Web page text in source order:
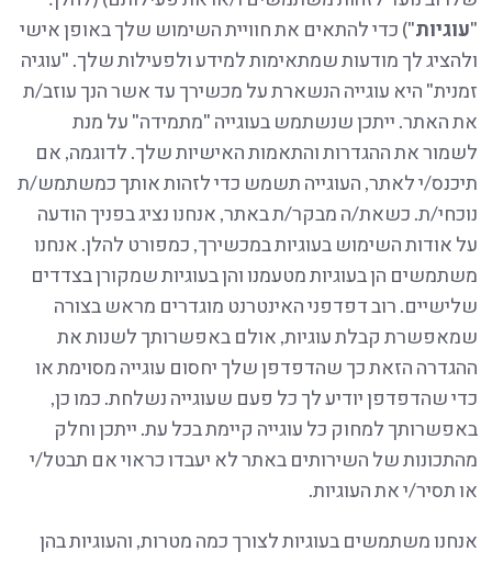
"עוגיות") כדי להתאים את חוויית השימוש שלך באופן אישי
ולהציג לך מודעות שמתאימות למידע ולפעילות שלך. "עוגיה
זמנית" היא עוגייה הנשארת על מכשירך עד אשר הנך עוזב/ת
את האתר. ייתכן שנשתמש בעוגייה "מתמידה" על מנת
לשמור את ההגדרות והתאמות האישיות שלך. לדוגמה, אם
תיכנס/י לאתר, העוגייה תשמש כדי לזהות אותך כמשתמש/ת
נוכחי/ת. כשאת/ה מבקר/ת באתר, אנחנו נציג בפניך הודעה
על אודות השימוש בעוגיות במכשירך, כמפורט להלן. אנחנו
משתמשים הן בעוגיות מטעמנו והן בעוגיות שמקורן בצדדים
שלישיים. רוב דפדפני האינטרנט מוגדרים מראש בצורה
שמאפשרת קבלת עוגיות, אולם באפשרותך לשנות את
ההגדרה הזאת כך שהדפדפן שלך יחסום עוגייה מסוימת או
כדי שהדפדפן יודיע לך כל פעם שעוגייה נשלחת. כמו כן,
באפשרותך למחוק כל עוגייה קיימת בכל עת. ייתכן וחלק
מהתכונות של השירותים באתר לא יעבדו כראוי אם תבטל/י
או תסיר/י את העוגיות.
אנחנו משתמשים בעוגיות לצורך כמה מטרות, והעוגיות בהן